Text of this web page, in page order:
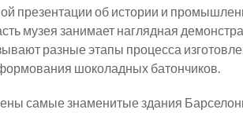
презентации об истории и
музея занимает наглядная
разные этапы процесса
шоколадных батончиков.
самые знаменитые здания